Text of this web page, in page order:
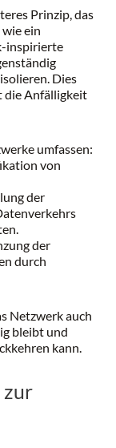
Prinzip, das
ein
inspirierte
Dies
die Anfälligkeit
umfassen:
von
der
der
durch
Netzwerk auch
bleibt und
kann.
zur